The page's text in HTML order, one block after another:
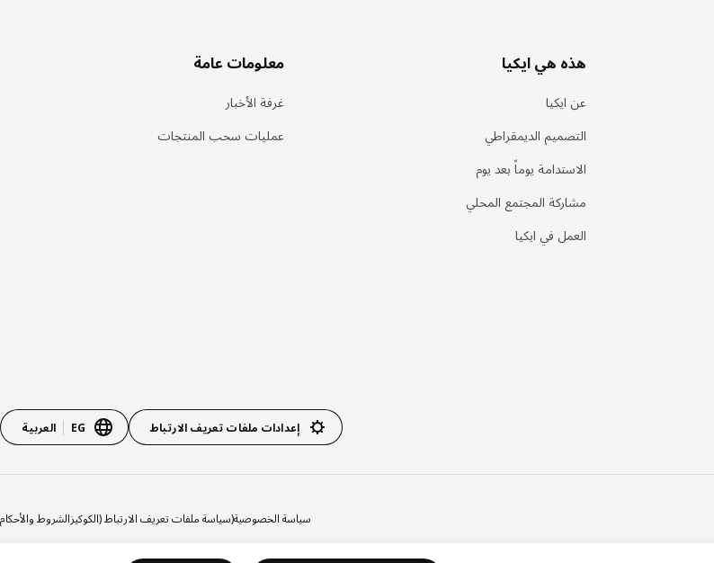
هذه هي ايكيا
عن ايكيا
التصميم الديمقراطي
الاستدامة يوماً بعد يوم
مشاركة المجتمع المحلي
العمل في ايكيا
معلومات عامة
غرفة الأخبار
عمليات سحب المنتجات
إعدادات ملفات تعريف الارتباط EG العربية
سياسة الخصوصية(سياسة ملفات تعريف الارتباط (الكوكيزالشروط والأحكام